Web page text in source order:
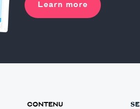
Learn more
CONTENU